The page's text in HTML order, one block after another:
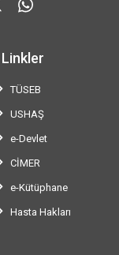
Linkler
TÜSEB
USHAŞ
e-Devlet
CİMER
e-Kütüphane
Hasta Hakları